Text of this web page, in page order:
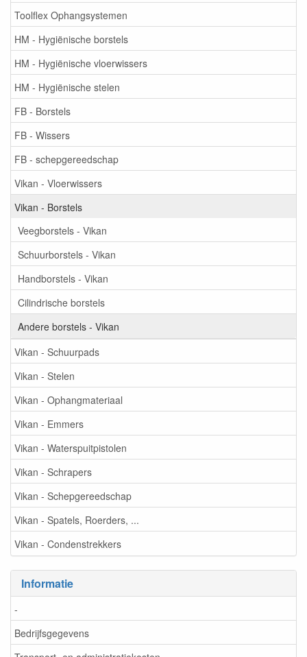
Toolflex Ophangsystemen
HM - Hygiënische borstels
HM - Hygiënische vloerwissers
HM - Hygiënische stelen
FB - Borstels
FB - Wissers
FB - schepgereedschap
Vikan - Vloerwissers
Vikan - Borstels
Veegborstels - Vikan
Schuurborstels - Vikan
Handborstels - Vikan
Cilindrische borstels
Andere borstels - Vikan
Vikan - Schuurpads
Vikan - Stelen
Vikan - Ophangmateriaal
Vikan - Emmers
Vikan - Waterspuitpistolen
Vikan - Schrapers
Vikan - Schepgereedschap
Vikan - Spatels, Roerders, ...
Vikan - Condenstrekkers
Informatie
-
Bedrijfsgegevens